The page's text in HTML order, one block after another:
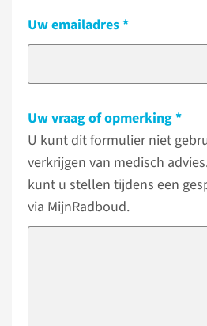
Uw emailadres
Uw vraag of opmerking
U kunt dit formulier niet
verkrijgen van medisch
kunt u stellen tijdens een
via MijnRadboud.